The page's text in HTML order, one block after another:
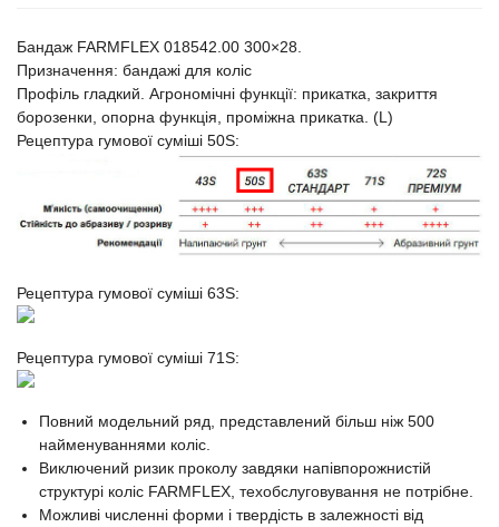
Бандаж FARMFLEX 018542.00 300×28.
Призначення: бандажі для коліс
Профіль гладкий. Агрономічні функції: прикатка, закриття
борозенки, опорна функція, проміжна прикатка. (L)
Рецептура гумової суміші 50S:
Рецептура гумової суміші 63S:
Рецептура гумової суміші 71S:
Повний модельний ряд, представлений більш ніж 500
найменуваннями коліс.
Виключений ризик проколу завдяки напівпорожнистій
структурі коліс FARMFLEX, техобслуговування не потрібне.
Можливі численні форми і твердість в залежності від